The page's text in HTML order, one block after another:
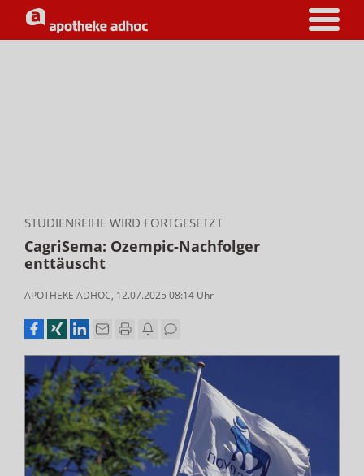
STUDIENREIHE WIRD FORTGESETZT
CagriSema: Ozempic-Nachfolger
enttäuscht
APOTHEKE ADHOC, 12.07.2025 08:14 Uhr